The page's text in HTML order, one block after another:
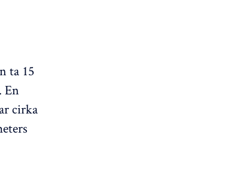
ta 15
En
cirka